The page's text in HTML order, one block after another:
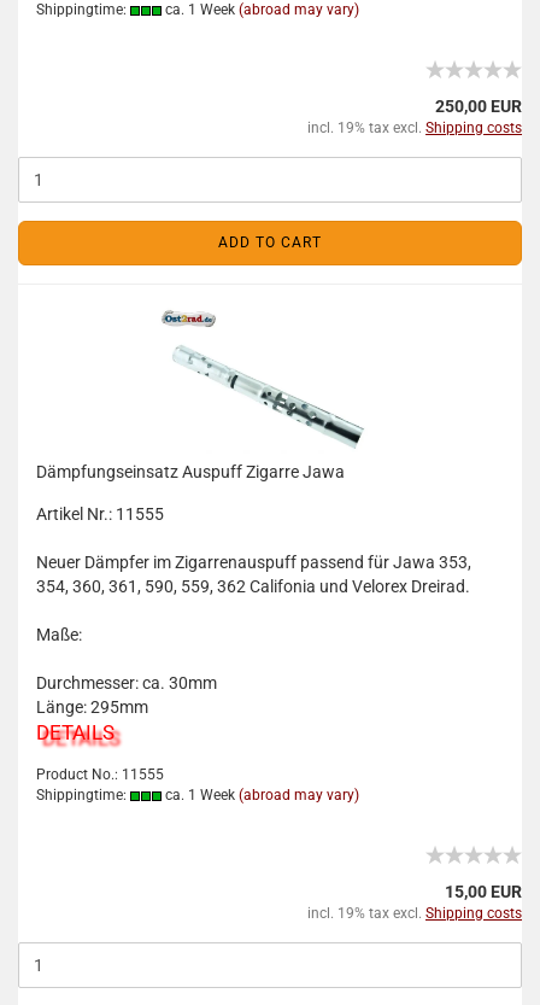
Shippingtime:
ca. 1 Week (abroad may vary)
250,00 EUR
incl. 19% tax excl. Shipping costs
ADD TO CART
Dämpfungseinsatz Auspuff Zigarre Jawa
Artikel Nr.: 11555
Neuer Dämpfer im Zigarrenauspuff passend für Jawa 353,
354, 360, 361, 590, 559, 362 Califonia und Velorex Dreirad.
Maße:
Durchmesser: ca. 30mm
Länge: 295mm
DETAILS
Product No.: 11555
Shippingtime:
ca. 1 Week (abroad may vary)
15,00 EUR
incl. 19% tax excl. Shipping costs